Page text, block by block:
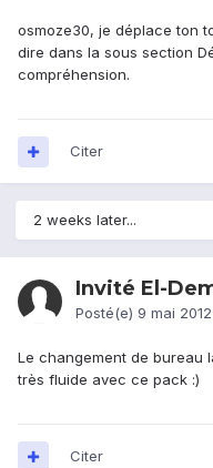
osmoze30, je déplace ton
dire dans la sous section
compréhension.
Citer
2 weeks later...
Invité El-
Posté(e) 9 mai 2012
Le changement de bureau
très fluide avec ce pack :)
Citer